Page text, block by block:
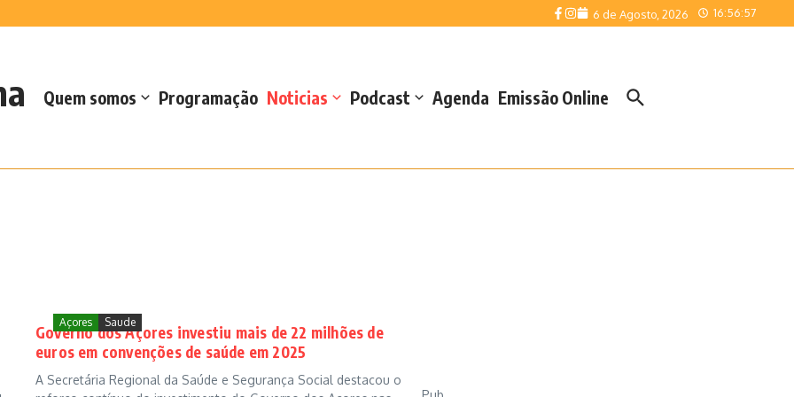
no Forte de Santa Catarina
Ambiental
6 de Agosto, 2026 16:56:57
Quem somos Programação Noticias Podcast Agenda Emissão Online
Açores Saude
Governo dos Açores investiu mais de 22 milhões de
euros em convenções de saúde em 2025
A Secretária Regional da Saúde e Segurança Social destacou o